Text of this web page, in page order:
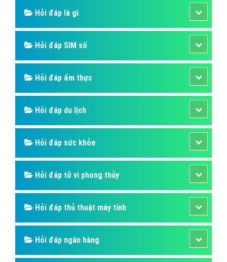
Hỏi đáp là gì
Hỏi đáp SIM số
Hỏi đáp ẩm thực
Hỏi đáp du lịch
Hỏi đáp sức khỏe
Hỏi đáp tử vi phong thủy
Hỏi đáp thủ thuật máy tính
Hỏi đáp ngân hàng